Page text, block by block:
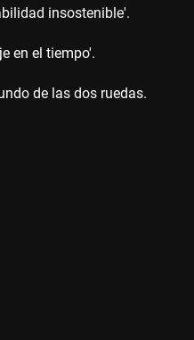
insostenible'.
en el tiempo'.
de las dos ruedas.